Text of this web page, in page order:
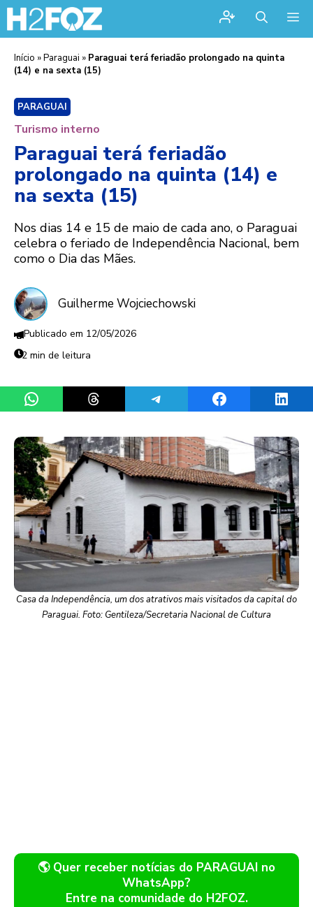
Início »Paraguai » Paraguai terá feriadão prolongado na quinta
(14) e na sexta (15)
PARAGUAI
Turismo interno
Paraguai terá feriadão
prolongado na quinta (14) e
na sexta (15)
Nos dias 14 e 15 de maio de cada ano, o Paraguai
celebra o feriado de Independência Nacional, bem
como o Dia das Mães.
Guilherme Wojciechowski
12/05/2026
2 min de leitura
Share on WhatsAppShare on ThreadsShare on TelegramShare on Facebook
Casa da Independência, um dos atrativos mais visitados da capital do
Paraguai. Foto: Gentileza/Secretaria Nacional de Cultura
🌎 Quer receber notícias do PARAGUAI no
WhatsApp?
Entre na comunidade do H2FOZ.